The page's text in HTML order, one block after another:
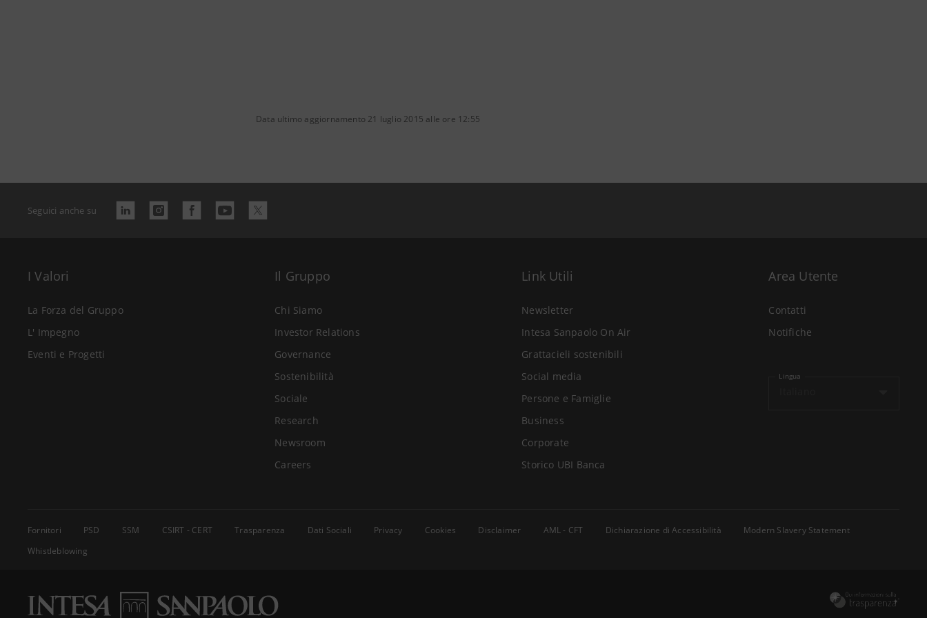
Data ultimo aggiornamento 21 luglio 2015 alle ore 12:55
Seguici anche su
I Valori
La Forza del Gruppo
L' Impegno
Eventi e Progetti
Il Gruppo
Chi Siamo
Investor Relations
Governance
Sostenibilità
Sociale
Research
Newsroom
Careers
Link Utili
Newsletter
Intesa Sanpaolo On Air
Grattacieli sostenibili
Social media
Persone e Famiglie
Business
Corporate
Storico UBI Banca
Area Utente
Contatti
Notifiche
Lingua
Fornitori PSD SSM CSIRT - CERT Trasparenza Dati Sociali Privacy Cookies Disclaimer AML - CFT Dichiarazione di Accessibilità
Modern Slavery Statement
Whistleblowing